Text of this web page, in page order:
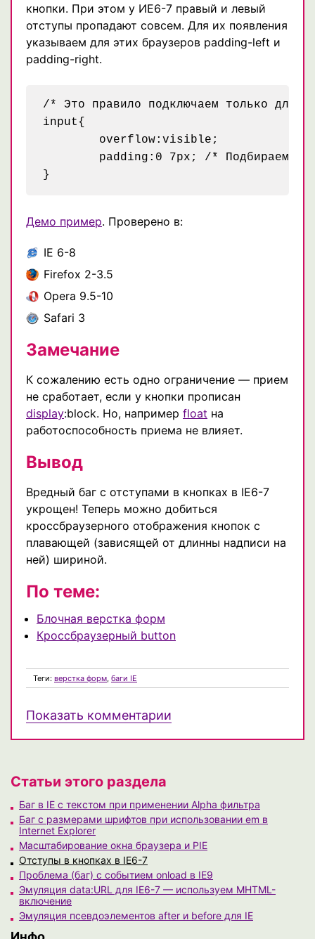
кнопки. При этом у ИЕ6-7 правый и левый
отступы пропадают совсем. Для их появления
указываем для этих браузеров padding-left и
padding-right.
/* Это правило подключаем только для
input{
Демо пример. Проверено в:
IE 6-8
Firefox 2-3.5
Opera 9.5-10
Safari 3
Замечание
К сожалению есть одно ограничение — прием
не сработает, если у кнопки прописан
display:block. Но, например float на
работоспособность приема не влияет.
Вывод
Вредный баг с отступами в кнопках в IE6-7
укрощен! Теперь можно добиться
кроссбраузерного отображения кнопок с
плавающей (зависящей от длинны надписи на
ней) шириной.
По теме:
Блочная верстка форм
Кроссбраузерный button
Теги: верстка форм, баги IE
Показать комментарии
Статьи этого раздела
Баг в IE с текстом при применении Alpha фильтра
Баг с размерами шрифтов при использовании em в
Internet Explorer
Масштабирование окна браузера и PIE
Отступы в кнопках в IE6-7
Проблема (баг) с событием onload в IE9
Эмуляция data:URL для IE6-7 — используем MHTML-
включение
Эмуляция псевдоэлементов after и before для IE